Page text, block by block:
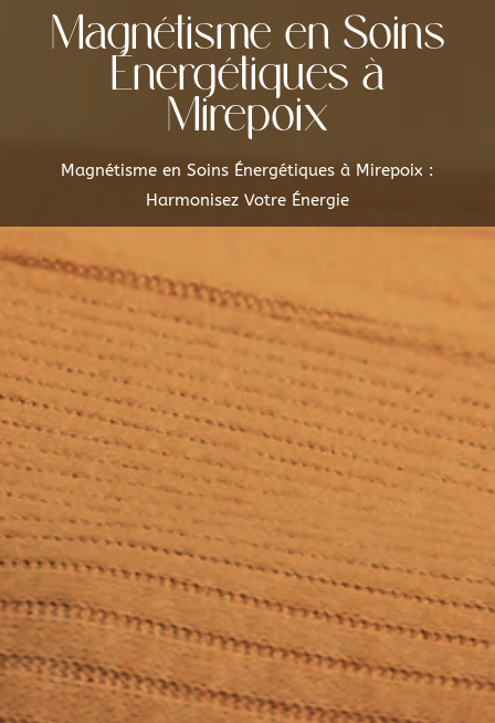
Magnétisme en Soins
Énergétiques à
Mirepoix
Magnétisme en Soins Énergétiques à Mirepoix :
Harmonisez Votre Énergie